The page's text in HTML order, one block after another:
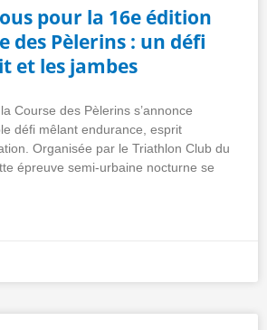
pour la 16e édition
des Pèlerins : un défi
et les jambes
Course des Pèlerins s’annonce
défi mêlant endurance, esprit
Organisée par le Triathlon Club du
épreuve semi-urbaine nocturne se